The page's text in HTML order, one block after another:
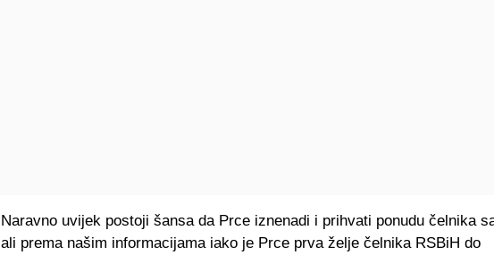
Naravno uvijek postoji šansa da Prce iznenadi i prihvati ponudu čelnika
ali prema našim informacijama iako je Prce prva želje čelnika RSBiH do